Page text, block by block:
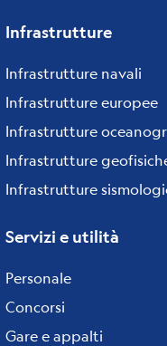
Infrastrutture
Infrastrutture navali
Infrastrutture europee
Infrastrutture
Infrastrutture
Infrastrutture
Servizi e utilità
Personale
Concorsi
Gare e appalti